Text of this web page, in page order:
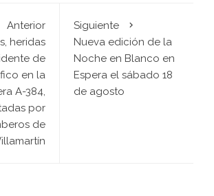
Anterior
heridas
de
en la
A-384,
por
de
Siguiente
Nueva edición de la
Noche en Blanco en
Espera el sábado 18
de agosto